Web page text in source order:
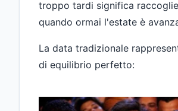
troppo tardi significa
quando ormai l'estate è
La data tradizionale
di equilibrio perfetto: